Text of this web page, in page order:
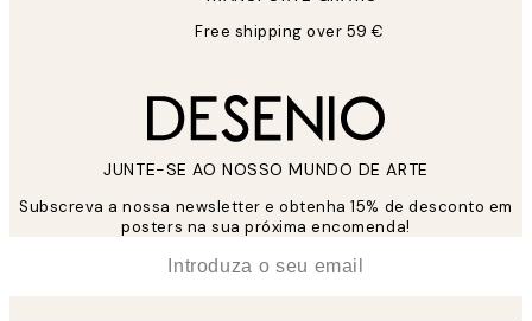
Free shipping over 59 €
JUNTE-SE AO NOSSO MUNDO DE ARTE
Subscreva a nossa newsletter e obtenha 15% de desconto em
posters na sua próxima encomenda!